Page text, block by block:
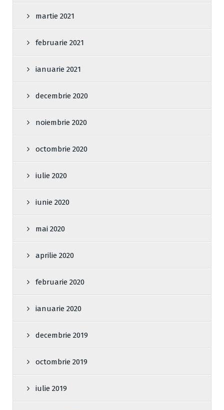
martie 2021
februarie 2021
ianuarie 2021
decembrie 2020
noiembrie 2020
octombrie 2020
iulie 2020
iunie 2020
mai 2020
aprilie 2020
februarie 2020
ianuarie 2020
decembrie 2019
octombrie 2019
iulie 2019